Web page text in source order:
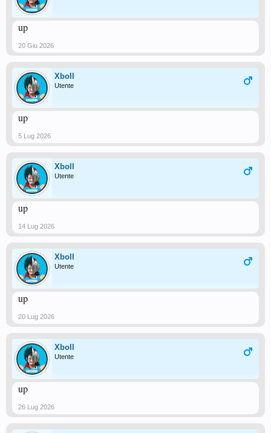
up
20 Giu 2026
Xboll
Utente
up
5 Lug 2026
Xboll
Utente
up
14 Lug 2026
Xboll
Utente
up
20 Lug 2026
Xboll
Utente
up
26 Lug 2026